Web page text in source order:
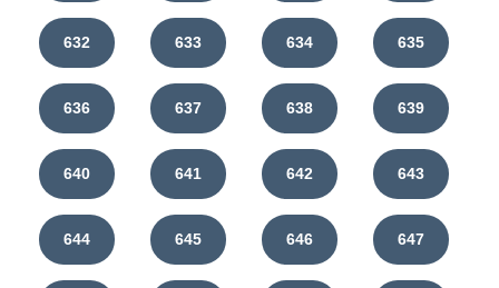
632 633 634 635
636 637 638 639
640 641 642 643
644 645 646 647